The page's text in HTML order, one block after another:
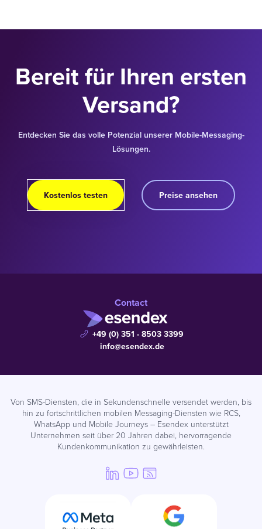
Bereit für Ihren ersten
Versand?
Entdecken Sie das volle Potenzial unserer Mobile-Messaging-
Lösungen.
Kostenlos testen Preise ansehen
Contact
+49 (0) 351 - 8503 3399
info@esendex.de
Von SMS-Diensten, die in Sekundenschnelle versendet werden, bis
hin zu fortschrittlichen mobilen Messaging-Diensten wie RCS,
WhatsApp und Mobile Journeys – Esendex unterstützt
Unternehmen seit über 20 Jahren dabei, hervorragende
Kundenkommunikation zu gewährleisten.